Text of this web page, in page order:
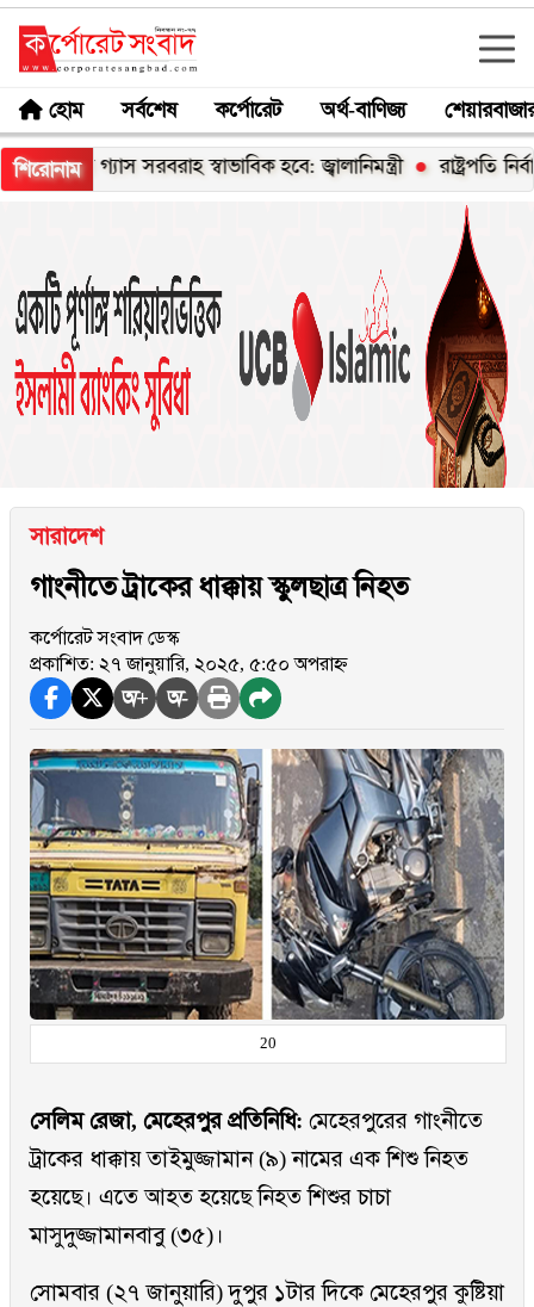
হোম সর্বশেষ কর্পোরেট অর্থ-বাণিজ্য
শিরোনাম
গ্যাস সরবরাহ স্বাভাবিক হবে: জ্বালানিমন্ত্রী রাষ্ট্রপতি নির্বাচনের
সারাদেশ
গাংনীতে ট্রাকের ধাক্কায় স্কুলছাত্র নিহত
কর্পোরেট সংবাদ ডেস্ক
প্রকাশিত: ২৭ জানুয়ারি, ২০২৫, ৫:৫০ অপরাহ্ন
অ+ অ-
20
সেলিম রেজা, মেহেরপুর প্রতিনিধি: মেহেরপুরের গাংনীতে
ট্রাকের ধাক্কায় তাইমুজ্জামান (৯) নামের এক শিশু নিহত
হয়েছে। এতে আহত হয়েছে নিহত শিশুর চাচা
মাসুদুজ্জামানবাবু (৩৫)।
সোমবার (২৭ জানুয়ারি) দুপুর ১টার দিকে মেহেরপুর কুষ্টিয়া